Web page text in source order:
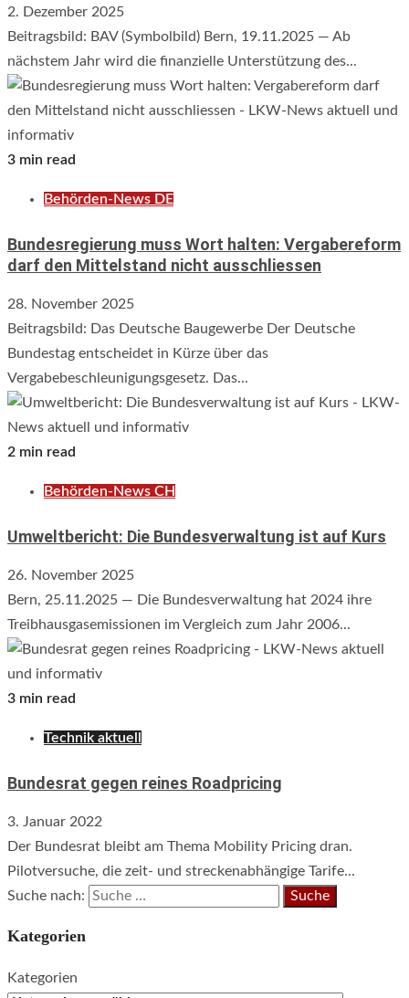
2. Dezember 2025
Beitragsbild: BAV (Symbolbild) Bern, 19.11.2025 — Ab
nächstem Jahr wird die finanzielle Unterstützung des...
3 min read
Behörden-News DE
Bundesregierung muss Wort halten: Vergabereform
darf den Mittelstand nicht ausschliessen
28. November 2025
Beitragsbild: Das Deutsche Baugewerbe Der Deutsche
Bundestag entscheidet in Kürze über das
Vergabebeschleunigungsgesetz. Das...
2 min read
Behörden-News CH
Umweltbericht: Die Bundesverwaltung ist auf Kurs
26. November 2025
Bern, 25.11.2025 — Die Bundesverwaltung hat 2024 ihre
Treibhausgasemissionen im Vergleich zum Jahr 2006...
3 min read
Technik aktuell
Bundesrat gegen reines Roadpricing
3. Januar 2022
Der Bundesrat bleibt am Thema Mobility Pricing dran.
Pilotversuche, die zeit- und streckenabhängige Tarife...
Suche nach:
Kategorien
Kategorien